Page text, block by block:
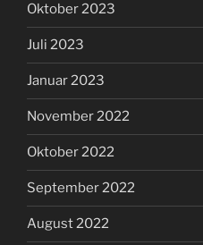
Oktober 2023
Juli 2023
Januar 2023
November 2022
Oktober 2022
September 2022
August 2022